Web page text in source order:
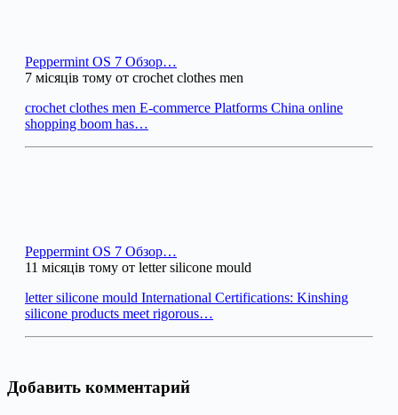
Peppermint OS 7 Обзор…
7 місяців тому от crochet clothes men
crochet clothes men E-commerce Platforms China online
shopping boom has…
Peppermint OS 7 Обзор…
11 місяців тому от letter silicone mould
letter silicone mould International Certifications: Kinshing
silicone products meet rigorous…
Добавить комментарий